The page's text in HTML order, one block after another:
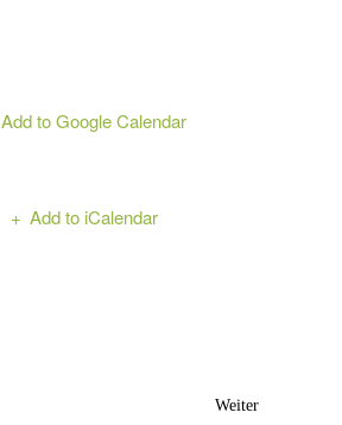
Add to Google Calendar
Add to iCalendar
Weiter